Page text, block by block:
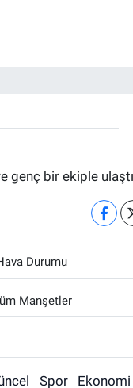
genç bir ekiple
Durumu
Manşetler
Spor Ekonomi